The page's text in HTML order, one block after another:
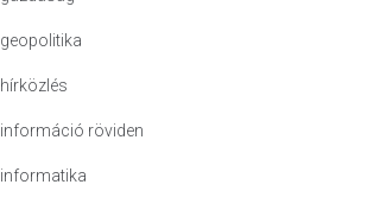
geopolitika
hírközlés
információ röviden
informatika